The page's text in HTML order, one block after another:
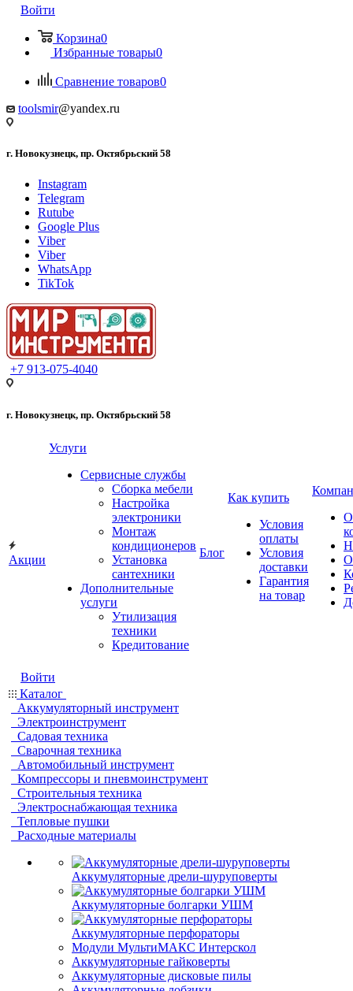
Войти
Корзина0
Избранные товары0
Сравнение товаров0
toolsmir@yandex.ru
г. Новокузнецк, пр. Октябрьский 58
Instagram
Telegram
Rutube
Google Plus
Viber
Viber
WhatsApp
TikTok
+7 913-075-4040
г. Новокузнецк, пр. Октябрьский 58
Акции
Услуги
Сервисные службы
Сборка мебели
Настройка
электроники
Монтаж
кондиционеров
Установка
сантехники
Дополнительные
услуги
Утилизация
техники
Кредитование
Блог
Как купить
Условия
оплаты
Условия
доставки
Гарантия
на товар
О
Войти
Каталог
Аккумуляторный инструмент
Электроинструмент
Садовая техника
Сварочная техника
Автомобильный инструмент
Компрессоры и пневмоинструмент
Строительныя техника
Электроснабжающая техника
Тепловые пушки
Расходные материалы
Аккумуляторные дрели-шуруповерты
Аккумуляторные болгарки УШМ
Аккумуляторные перфораторы
Модули МультиМАКС Интерскол
Аккумуляторные гайковерты
Аккумуляторные дисковые пилы